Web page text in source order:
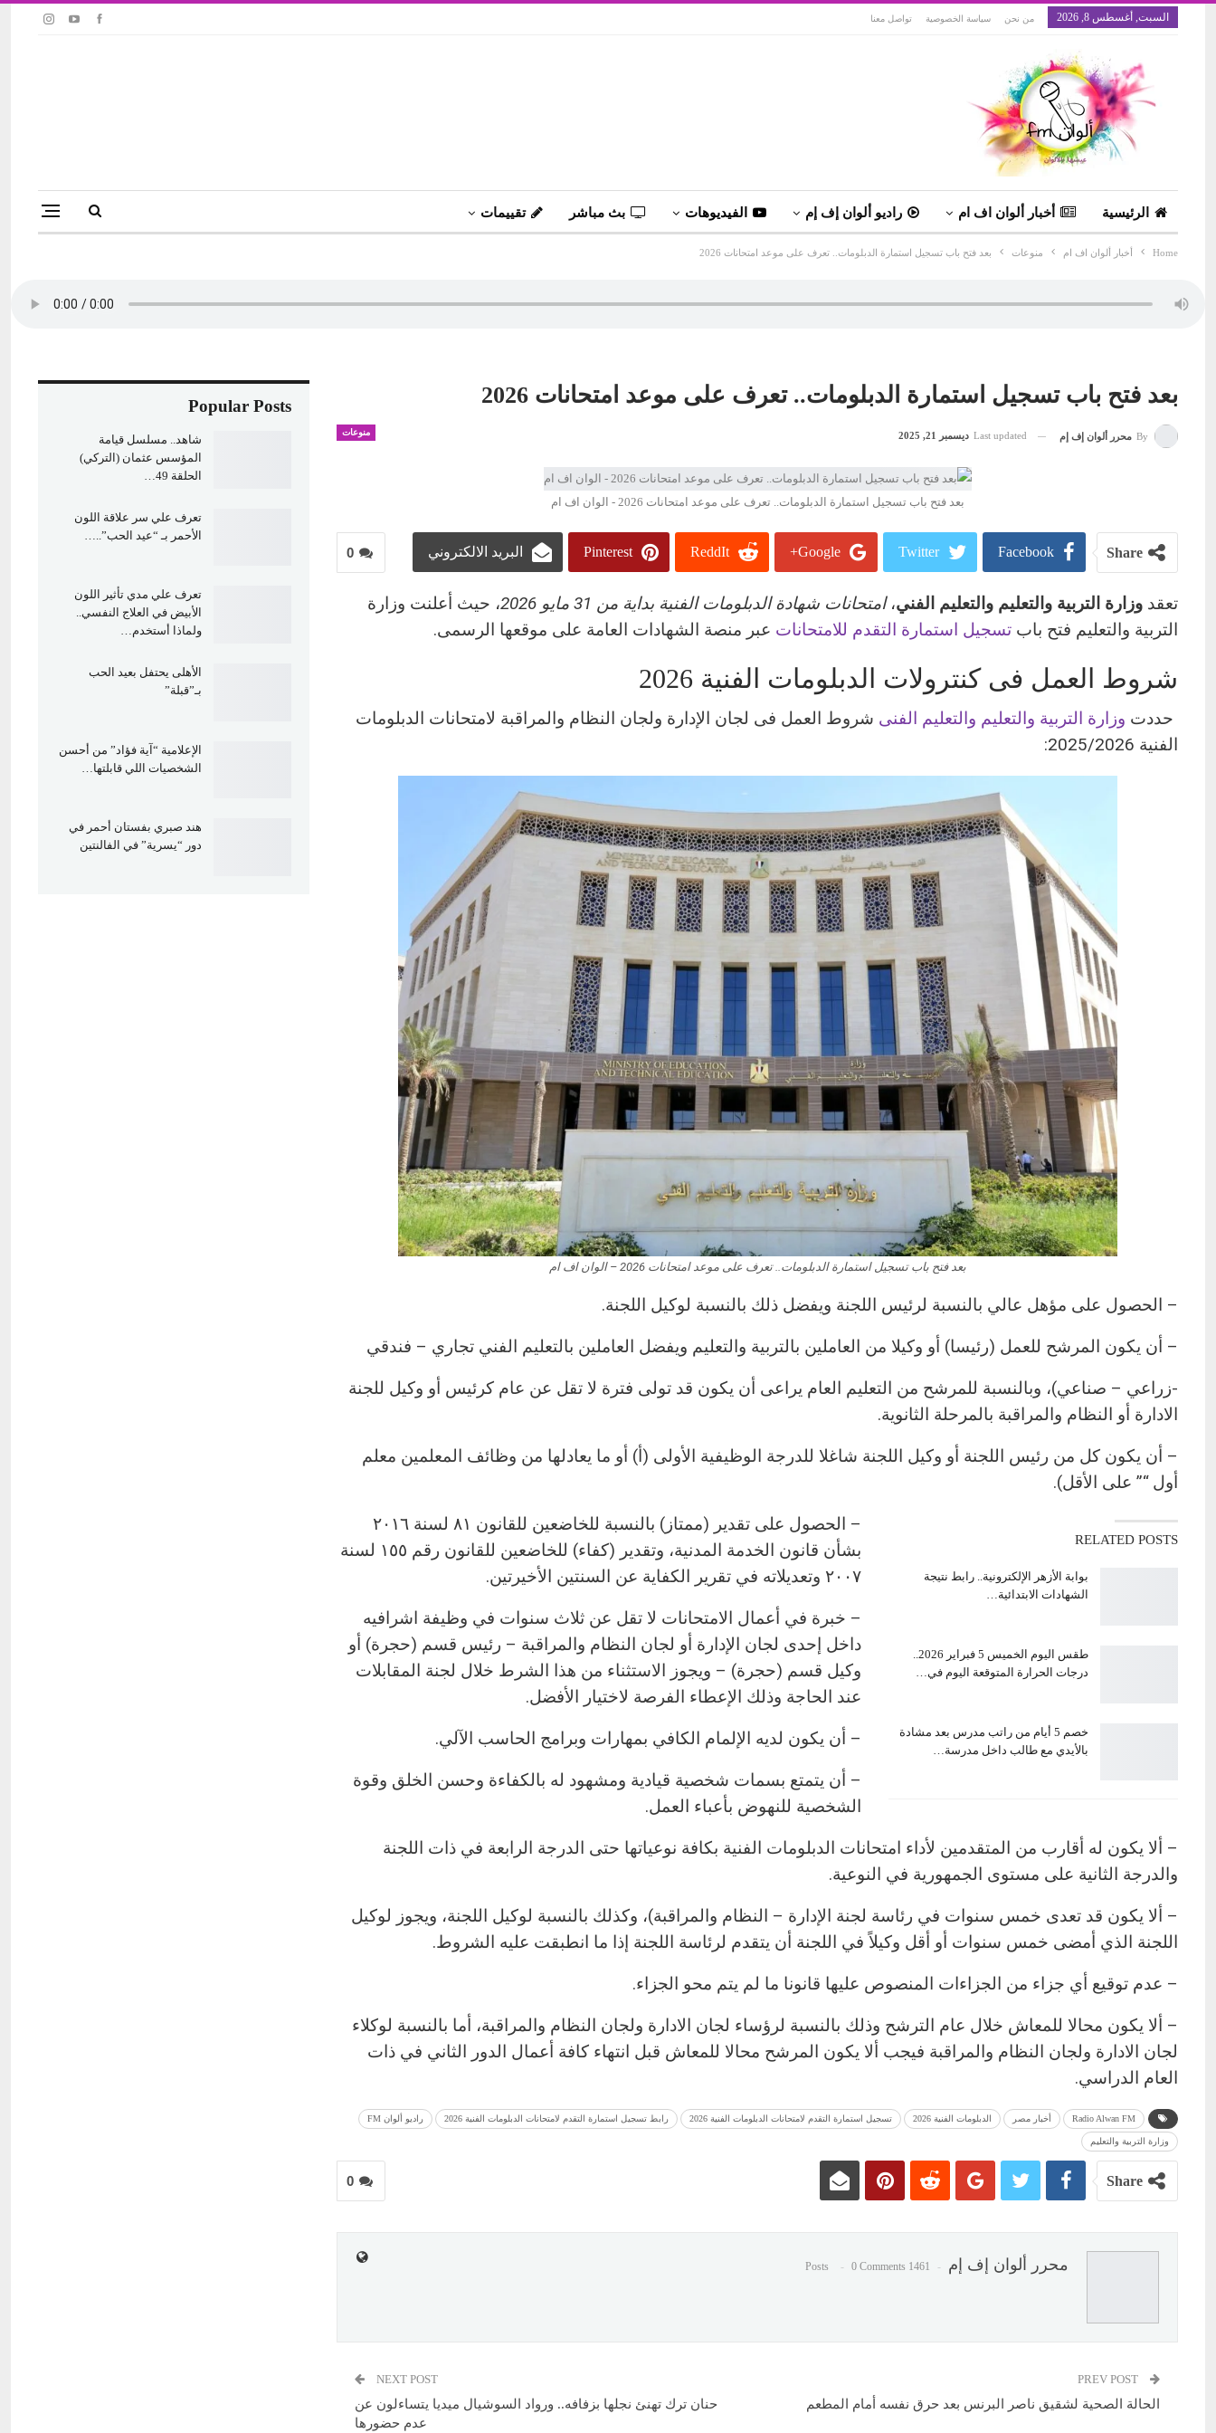
السبت, أغسطس 8, 2026 من نحن سياسة الخصوصية تواصل معنا
الرئيسية أخبار ألوان اف ام راديو ألوان إف إم الفيديوهات بث مباشر تقييمات
Home أخبار ألوان اف ام منوعات بعد فتح باب تسجيل استمارة الدبلومات.. تعرف على موعد امتحانات 2026
بعد فتح باب تسجيل استمارة الدبلومات.. تعرف على موعد امتحانات 2026
منوعات By محرر ألوان إف إم Last updated ديسمبر 21, 2025
بعد فتح باب تسجيل استمارة الدبلومات.. تعرف على موعد امتحانات 2026 - الوان اف ام
0 Share
Facebook
Twitter
Google+
ReddIt
Pinterest البريد الالكتروني
تعقد وزارة التربية والتعليم والتعليم الفني،امتحانات شهادة الدبلومات الفنية بداية من 31 مايو 2026
، حيث أعلنت وزارة
التربية والتعليم فتح باب تسجيل استمارة التقدم للامتحانات عبر منصة الشهادات العامة على موقعها الرسمى.
شروط العمل فى كنترولات الدبلومات الفنية 2026
حددت وزارة التربية والتعليم والتعليم الفنى شروط العمل فى لجان الإدارة ولجان النظام والمراقبة لامتحانات الدبلومات
الفنية 2025/2026:
بعد فتح باب تسجيل استمارة الدبلومات.. تعرف على موعد امتحانات 2026 – الوان اف ام
– الحصول على مؤهل عالي بالنسبة لرئيس اللجنة ويفضل ذلك بالنسبة لوكيل اللجنة.
– أن يكون المرشح للعمل (رئيسا) أو وكيلا من العاملين بالتربية والتعليم ويفضل العاملين بالتعليم الفني تجاري – فندقي
-زراعي – صناعي)، وبالنسبة للمرشح من التعليم العام يراعى أن يكون قد تولى فترة لا تقل عن عام كرئيس أو وكيل للجنة
الادارة أو النظام والمراقبة بالمرحلة الثانوية.
– أن يكون كل من رئيس اللجنة أو وكيل اللجنة شاغلا للدرجة الوظيفية الأولى (أ) أو ما يعادلها من وظائف المعلمين معلم
أول “” على الأقل).
RELATED POSTS
بوابة الأزهر الإلكترونية.. رابط نتيجة
الشهادات الابتدائية…
طقس اليوم الخميس 5 فبراير 2026..
درجات الحرارة المتوقعة اليوم في…
خصم 5 أيام من راتب مدرس بعد مشادة
بالأيدي مع طالب داخل مدرسة…
– الحصول على تقدير (ممتاز) بالنسبة للخاضعين للقانون ۸۱ لسنة ۲۰۱٦
بشأن قانون الخدمة المدنية، وتقدير (كفاء) للخاضعين للقانون رقم ١٥٥ لسنة
۲۰۰۷ وتعديلاته في تقرير الكفاية عن السنتين الأخيرتين.
– خبرة في أعمال الامتحانات لا تقل عن ثلاث سنوات في وظيفة اشرافيه
داخل إحدى لجان الإدارة أو لجان النظام والمراقبة – رئيس قسم (حجرة) أو
وكيل قسم (حجرة) – ويجوز الاستثناء من هذا الشرط خلال لجنة المقابلات
عند الحاجة وذلك الإعطاء الفرصة لاختيار الأفضل.
– أن يكون لديه الإلمام الكافي بمهارات وبرامج الحاسب الآلي.
– أن يتمتع بسمات شخصية قيادية ومشهود له بالكفاءة وحسن الخلق وقوة
الشخصية للنهوض بأعباء العمل.
– ألا يكون له أقارب من المتقدمين لأداء امتحانات الدبلومات الفنية بكافة نوعياتها حتى الدرجة الرابعة في ذات اللجنة
والدرجة الثانية على مستوى الجمهورية في النوعية.
– ألا يكون قد تعدى خمس سنوات في رئاسة لجنة الإدارة – النظام والمراقبة)، وكذلك بالنسبة لوكيل اللجنة، ويجوز لوكيل
اللجنة الذي أمضى خمس سنوات أو أقل وكيلاً في اللجنة أن يتقدم لرئاسة اللجنة إذا ما انطبقت عليه الشروط.
– عدم توقيع أي جزاء من الجزاءات المنصوص عليها قانونا ما لم يتم محو الجزاء.
– ألا يكون محالا للمعاش خلال عام الترشح وذلك بالنسبة لرؤساء لجان الادارة ولجان النظام والمراقبة، أما بالنسبة لوكلاء
لجان الادارة ولجان النظام والمراقبة فيجب ألا يكون المرشح محالا للمعاش قبل انتهاء كافة أعمال الدور الثاني في ذات
العام الدراسي.
Radio Alwan FM أخبار مصر الدبلومات الفنية 2026 تسجيل استمارة التقدم لامتحانات الدبلومات الفنية 2026 رابط تسجيل استمارة التقدم لامتحانات الدبلومات الفنية 2026 راديو ألوان FM
وزارة التربية والتعليم
0 Share
محرر ألوان إف إم 1461 Posts
0 Comments
الحالة الصحية لشقيق ناصر البرنس بعد حرق نفسه أمام المطعم
NEXT POST
حنان ترك تهنئ نجلها بزفافه.. ورواد السوشيال ميديا يتساءلون عن
عدم حضورها
Popular Posts
شاهد.. مسلسل قيامة
المؤسس عثمان (التركي)
الحلقة 49…
تعرف علي سر علاقة اللون
الأحمر بـ “عيد الحب”..…
تعرف علي مدي تأثير اللون
الأبيض في العلاج النفسي..
ولماذا أستخدم…
الأهلى يحتفل بعيد الحب
بـ”قبلة”
الإعلامية “آية فؤاد” من أحسن
الشخصيات اللي قابلتها…
هند صبري بفستان أحمر في
دور “يسرية” في الفالنتين